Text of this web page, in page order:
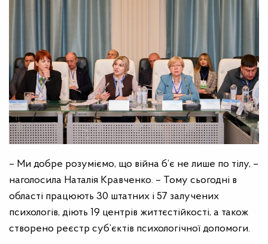
– Ми добре розуміємо, що війна б’є не лише по тілу, –
наголосила Наталія Кравченко. – Тому сьогодні в
області працюють 30 штатних і 57 залучених
психологів, діють 19 центрів життєстійкості, а також
створено реєстр суб’єктів психологічної допомоги.